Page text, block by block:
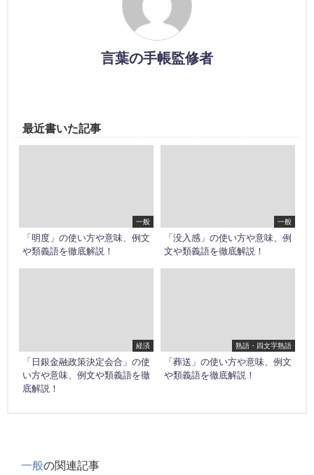
言葉の手帳監修者
最近書いた記事
一般
「明度」の使い方や意味、例文
や類義語を徹底解説！
一般
「没入感」の使い方や意味、例
文や類義語を徹底解説！
経済
「日銀金融政策決定会合」の使
い方や意味、例文や類義語を徹
底解説！
熟語・四文字熟語
「葬送」の使い方や意味、例文
や類義語を徹底解説！
一般の関連記事